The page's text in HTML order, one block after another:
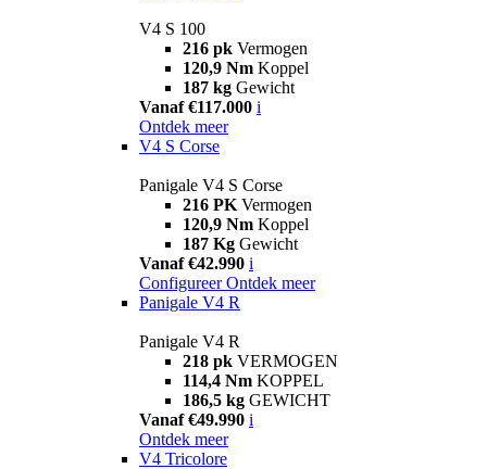
V4 S 100
216 pk Vermogen
120,9 Nm Koppel
187 kg Gewicht
Vanaf €117.000 i
Ontdek meer
V4 S Corse
Panigale V4 S Corse
216 PK Vermogen
120,9 Nm Koppel
187 Kg Gewicht
Vanaf €42.990 i
Configureer Ontdek meer
Panigale V4 R
Panigale V4 R
218 pk VERMOGEN
114,4 Nm KOPPEL
186,5 kg GEWICHT
Vanaf €49.990 i
Ontdek meer
V4 Tricolore